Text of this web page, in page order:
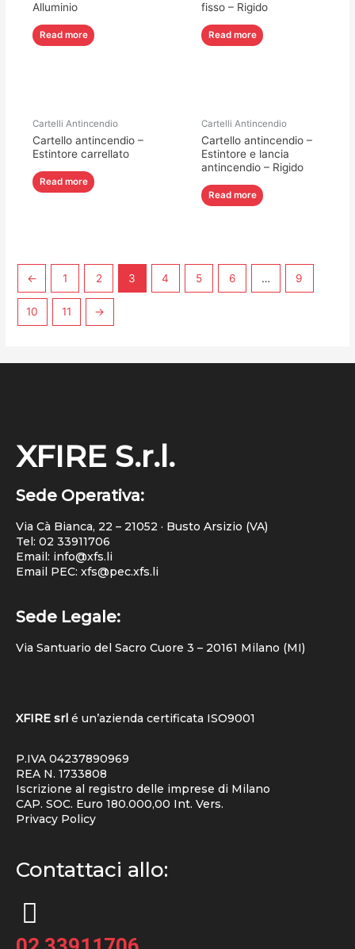
Alluminio
Read more
fisso – Rigido
Read more
Cartelli Antincendio
Cartello antincendio –
Estintore carrellato
Read more
Cartelli Antincendio
Cartello antincendio –
Estintore e lancia
antincendio – Rigido
Read more
← 1 2 3 4 5 6 … 9
10 11 →
XFIRE S.r.l.
Sede Operativa:
Via Cà Bianca, 22 – 21052 · Busto Arsizio (VA)
Tel: 02 33911706
Email: info@xfs.li
Email PEC: xfs@pec.xfs.li
Sede Legale:
Via Santuario del Sacro Cuore 3 – 20161 Milano (MI)
XFIRE srl é un’azienda certificata ISO9001
P.IVA 04237890969
REA N. 1733808
Iscrizione al registro delle imprese di Milano
CAP. SOC. Euro 180.000,00 Int. Vers.
Privacy Policy
Contattaci allo: